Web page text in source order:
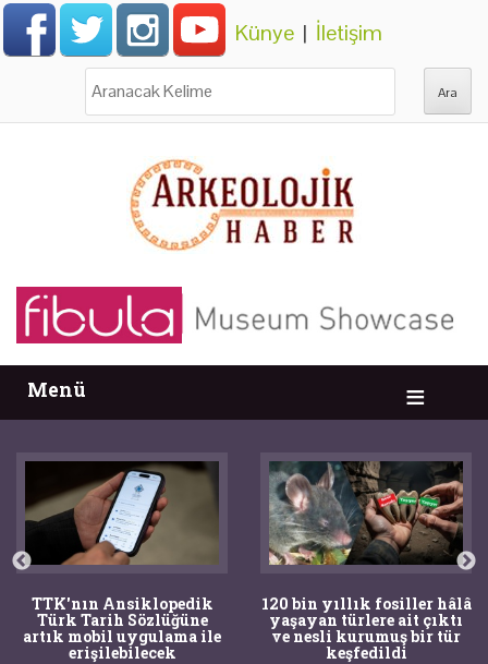
Künye | İletişim
Menü
TTK'nın Ansiklopedik
Türk Tarih Sözlüğüne
artık mobil uygulama ile
erişilebilecek
120 bin yıllık fosiller hâlâ
yaşayan türlere ait çıktı
ve nesli kurumuş bir tür
keşfedildi